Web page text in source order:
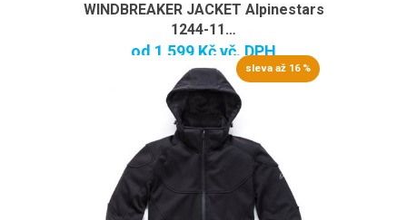
WINDBREAKER JACKET Alpinestars
1244-11…
od 1 599 Kčvč. DPH
sleva až 16 %